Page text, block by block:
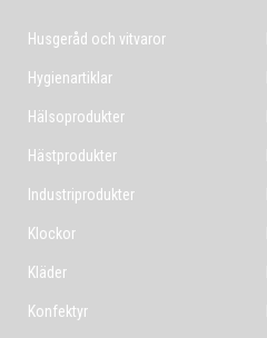
Husgeråd och vitvaror
Hygienartiklar
Hälsoprodukter
Hästprodukter
Industriprodukter
Klockor
Kläder
Konfektyr